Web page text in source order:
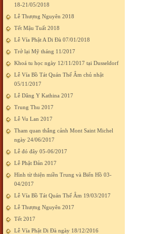
18-21/05/2018
Lễ Thượng Nguyên 2018
Tết Mậu Tuất 2018
Lễ Vía Phật A Di Đà 07/01/2018
Trở lại Mỹ tháng 11/2017
Khoá tu học ngày 12/11/2017 tại Dusseldorf
Lễ Vía Bồ Tát Quán Thế Âm chủ nhật
05/11/2017
Lễ Dâng Y Kathina 2017
Trung Thu 2017
Lễ Vu Lan 2017
Tham quan thắng cảnh Mont Saint Michel
ngày 24/06/2017
Lễ đó đây 05-06/2017
Lễ Phật Đản 2017
Hình từ thiện miền Trung và Biển Hồ 03-
04/2017
Lễ Vía Bồ Tát Quán Thế Âm 19/03/2017
Lễ Thượng Nguyên 2017
Tết 2017
Lễ Vía Phật Di Đà ngày 18/12/2016